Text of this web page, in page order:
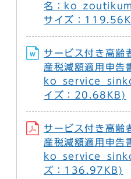
名：
サイズ：
サービス付き高齢
産税減額適用申告
イズ：20.68KB)
サービス付き高齢
産税減額適用申告
ズ：136.97KB)